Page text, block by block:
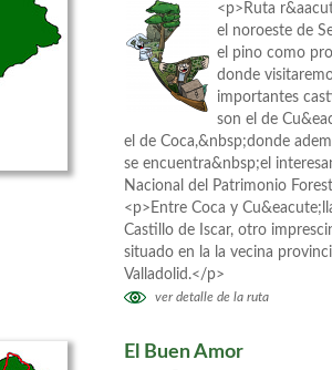
<p>Ruta
el noroeste de
el pino como
donde
importantes
son el de
el de Coca,&nbsp;donde
se encuentra&nbsp;el
Nacional del Patrimonio
<p>Entre Coca y
Castillo de Iscar, otro
situado en la la vecina
Valladolid.</p>
ver detalle de la ruta
El Buen Amor